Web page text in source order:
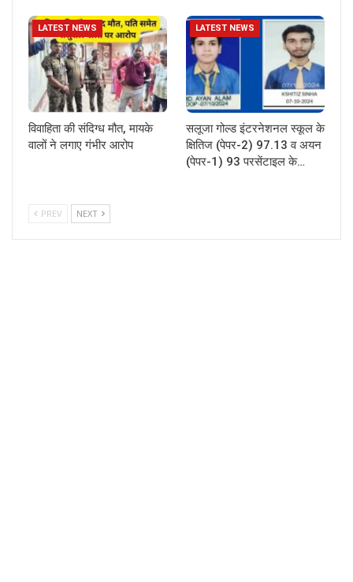
LATEST NEWS
विवाहिता की संदिग्ध मौत, मायके
वालों ने लगाए गंभीर आरोप
LATEST NEWS
सलूजा गोल्ड इंटरनेशनल स्कूल के
क्षितिज (पेपर-2) 97.13 व अयन
(पेपर-1) 93 परसेंटाइल के…
PREV NEXT